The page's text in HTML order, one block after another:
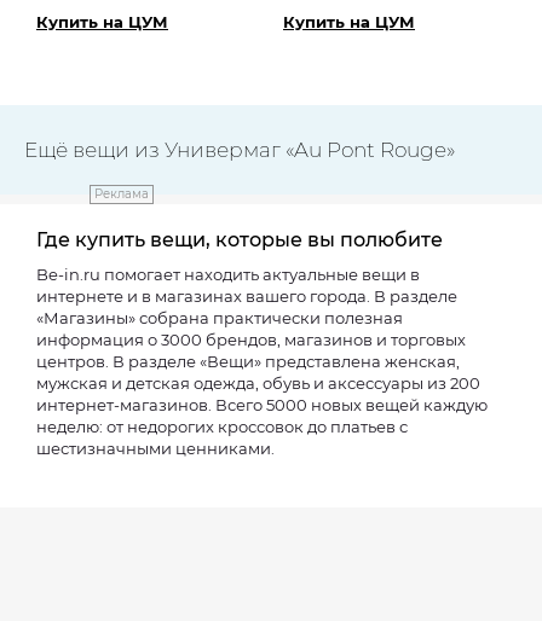
Купить на ЦУМ Купить на ЦУМ
Ещё вещи из Универмаг «Au Pont Rouge»
Реклама
Где купить вещи, которые вы полюбите
Be-in.ru помогает находить актуальные вещи в
интернете и в магазинах вашего города. В разделе
«Магазины» собрана практически полезная
информация о 3000 брендов, магазинов и торговых
центров. В разделе «Вещи» представлена женская,
мужская и детская одежда, обувь и аксессуары из 200
интернет-магазинов. Всего 5000 новых вещей каждую
неделю: от недорогих кроссовок до платьев с
шестизначными ценниками.